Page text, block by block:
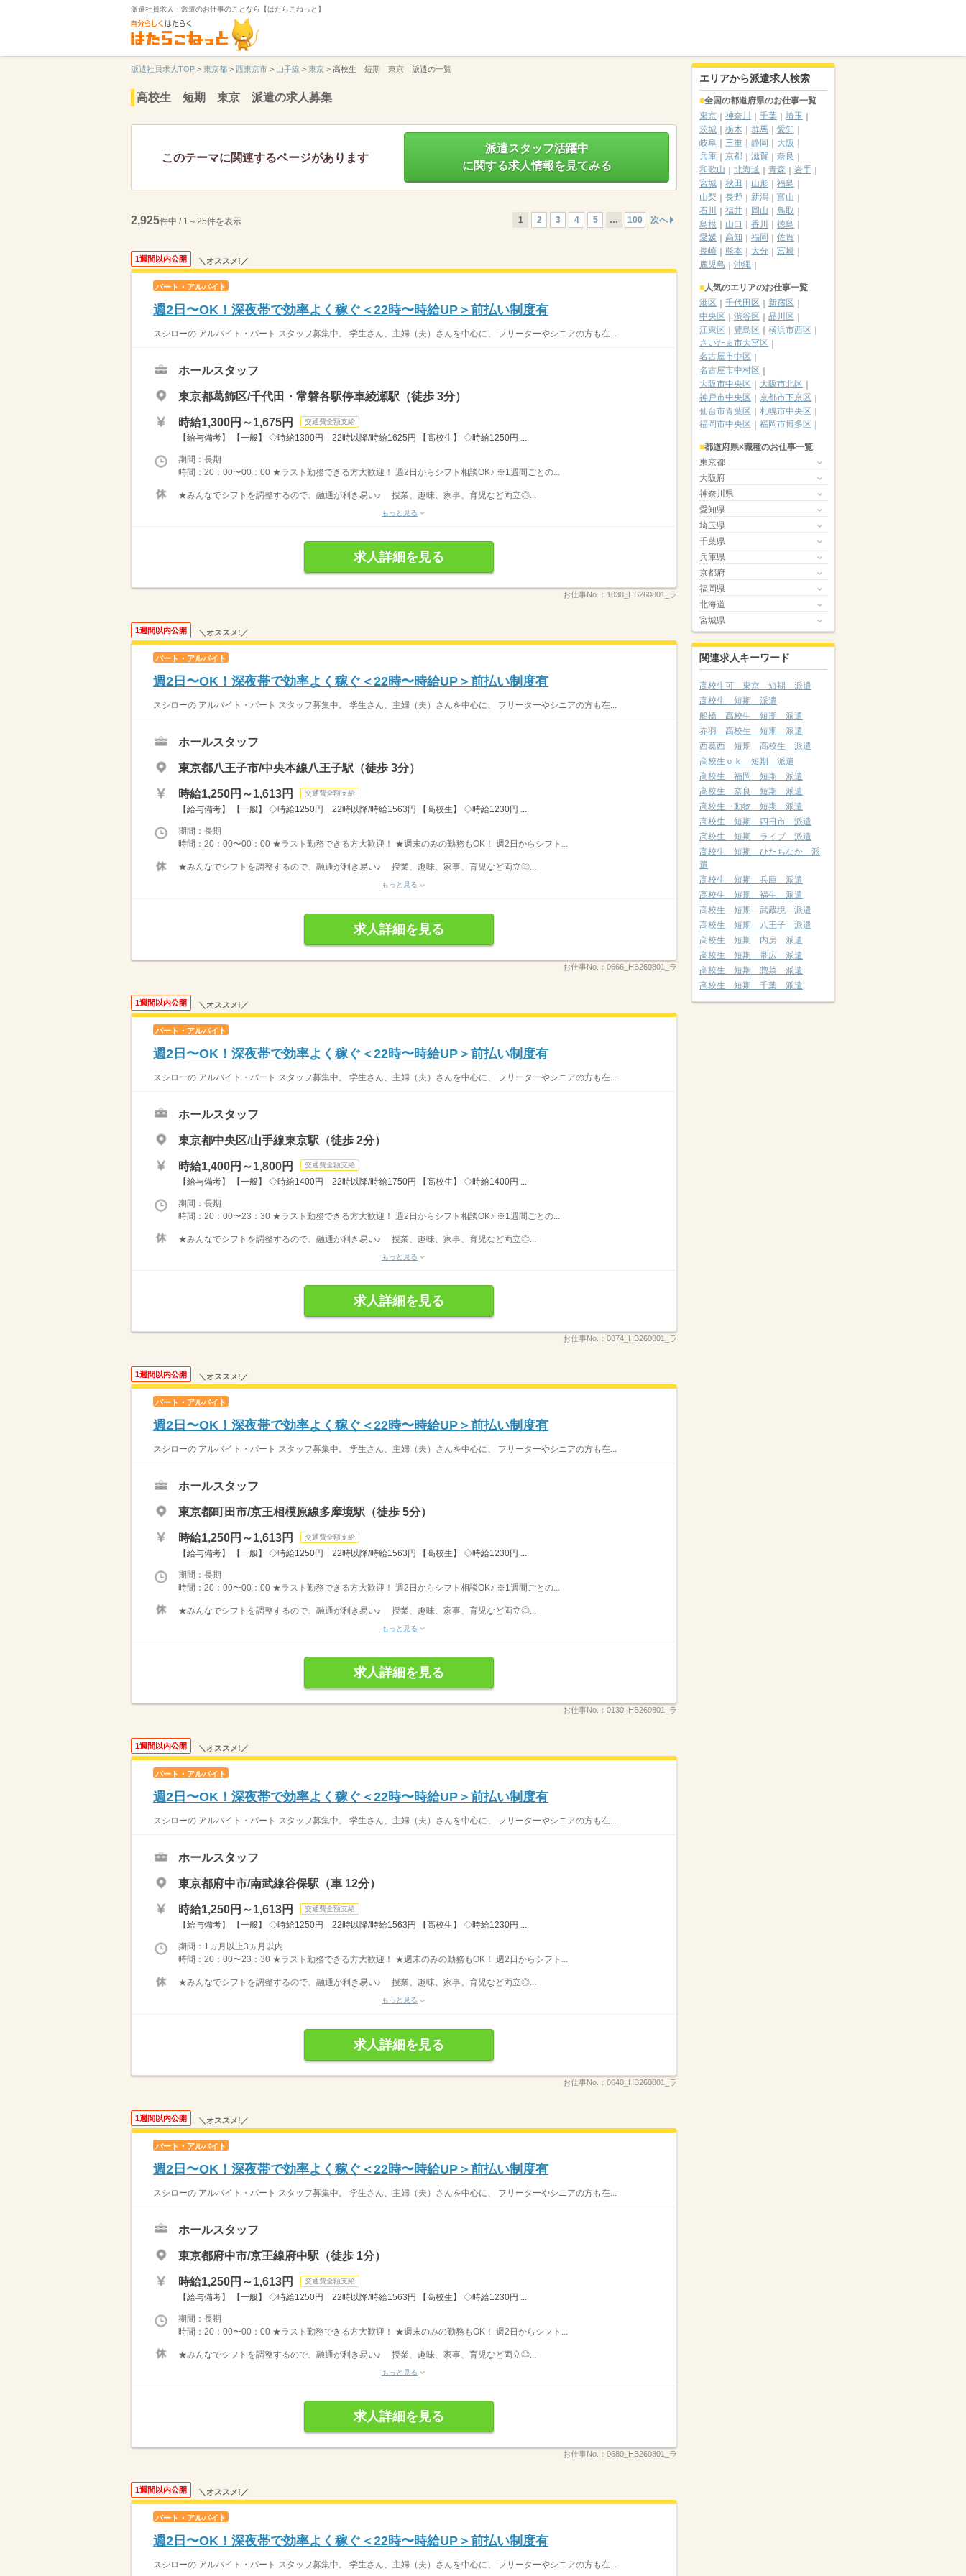
派遣社員求人・派遣のお仕事のことなら【はたらこねっと】
派遣社員求人TOP > 東京都 > 西東京市 > 山手線 > 東京 > 高校生 短期 東京 派遣の一覧
高校生 短期 東京 派遣の求人募集
このテーマに関連するページがあります
派遣スタッフ活躍中
に関する求人情報を見てみる
2,925件中 / 1～25件を表示 1 2 3 4 5 … 100 次へ
1週間以内公開 ＼オススメ!／
パート・アルバイト
週2日〜OK！深夜帯で効率よく稼ぐ＜22時〜時給UP＞前払い制度有
スシローの アルバイト・パート スタッフ募集中。 学生さん、主婦（夫）さんを中心に、 フリーターやシニアの方も在...
ホールスタッフ
東京都葛飾区/千代田・常磐各駅停車綾瀬駅（徒歩 3分）
時給1,300円～1,675円 交通費全額支給
【給与備考】 【一般】 ◇時給1300円 22時以降/時給1625円 【高校生】 ◇時給1250円 ...
期間：長期
時間：20：00〜00：00 ★ラスト勤務できる方大歓迎！ 週2日からシフト相談OK♪ ※1週間ごとの...
★みんなでシフトを調整するので、融通が利き易い♪ 授業、趣味、家事、育児など両立◎...
もっと見る
求人詳細を見る
お仕事No.： 1038_HB260801_ラ
1週間以内公開 ＼オススメ!／
パート・アルバイト
週2日〜OK！深夜帯で効率よく稼ぐ＜22時〜時給UP＞前払い制度有
スシローの アルバイト・パート スタッフ募集中。 学生さん、主婦（夫）さんを中心に、 フリーターやシニアの方も在...
ホールスタッフ
東京都八王子市/中央本線八王子駅（徒歩 3分）
時給1,250円～1,613円 交通費全額支給
【給与備考】 【一般】 ◇時給1250円 22時以降/時給1563円 【高校生】 ◇時給1230円 ...
期間：長期
時間：20：00〜00：00 ★ラスト勤務できる方大歓迎！ ★週末のみの勤務もOK！ 週2日からシフト...
★みんなでシフトを調整するので、融通が利き易い♪ 授業、趣味、家事、育児など両立◎...
もっと見る
求人詳細を見る
お仕事No.： 0666_HB260801_ラ
1週間以内公開 ＼オススメ!／
パート・アルバイト
週2日〜OK！深夜帯で効率よく稼ぐ＜22時〜時給UP＞前払い制度有
スシローの アルバイト・パート スタッフ募集中。 学生さん、主婦（夫）さんを中心に、 フリーターやシニアの方も在...
ホールスタッフ
東京都中央区/山手線東京駅（徒歩 2分）
時給1,400円～1,800円 交通費全額支給
【給与備考】 【一般】 ◇時給1400円 22時以降/時給1750円 【高校生】 ◇時給1400円 ...
期間：長期
時間：20：00〜23：30 ★ラスト勤務できる方大歓迎！ 週2日からシフト相談OK♪ ※1週間ごとの...
★みんなでシフトを調整するので、融通が利き易い♪ 授業、趣味、家事、育児など両立◎...
もっと見る
求人詳細を見る
お仕事No.： 0874_HB260801_ラ
1週間以内公開 ＼オススメ!／
パート・アルバイト
週2日〜OK！深夜帯で効率よく稼ぐ＜22時〜時給UP＞前払い制度有
スシローの アルバイト・パート スタッフ募集中。 学生さん、主婦（夫）さんを中心に、 フリーターやシニアの方も在...
ホールスタッフ
東京都町田市/京王相模原線多摩境駅（徒歩 5分）
時給1,250円～1,613円 交通費全額支給
【給与備考】 【一般】 ◇時給1250円 22時以降/時給1563円 【高校生】 ◇時給1230円 ...
期間：長期
時間：20：00〜00：00 ★ラスト勤務できる方大歓迎！ 週2日からシフト相談OK♪ ※1週間ごとの...
★みんなでシフトを調整するので、融通が利き易い♪ 授業、趣味、家事、育児など両立◎...
もっと見る
求人詳細を見る
お仕事No.： 0130_HB260801_ラ
1週間以内公開 ＼オススメ!／
パート・アルバイト
週2日〜OK！深夜帯で効率よく稼ぐ＜22時〜時給UP＞前払い制度有
スシローの アルバイト・パート スタッフ募集中。 学生さん、主婦（夫）さんを中心に、 フリーターやシニアの方も在...
ホールスタッフ
東京都府中市/南武線谷保駅（車 12分）
時給1,250円～1,613円 交通費全額支給
【給与備考】 【一般】 ◇時給1250円 22時以降/時給1563円 【高校生】 ◇時給1230円 ...
期間：1ヵ月以上3ヵ月以内
時間：20：00〜23：30 ★ラスト勤務できる方大歓迎！ ★週末のみの勤務もOK！ 週2日からシフト...
★みんなでシフトを調整するので、融通が利き易い♪ 授業、趣味、家事、育児など両立◎...
もっと見る
求人詳細を見る
お仕事No.： 0640_HB260801_ラ
1週間以内公開 ＼オススメ!／
パート・アルバイト
週2日〜OK！深夜帯で効率よく稼ぐ＜22時〜時給UP＞前払い制度有
スシローの アルバイト・パート スタッフ募集中。 学生さん、主婦（夫）さんを中心に、 フリーターやシニアの方も在...
ホールスタッフ
東京都府中市/京王線府中駅（徒歩 1分）
時給1,250円～1,613円 交通費全額支給
【給与備考】 【一般】 ◇時給1250円 22時以降/時給1563円 【高校生】 ◇時給1230円 ...
期間：長期
時間：20：00〜00：00 ★ラスト勤務できる方大歓迎！ ★週末のみの勤務もOK！ 週2日からシフト...
★みんなでシフトを調整するので、融通が利き易い♪ 授業、趣味、家事、育児など両立◎...
もっと見る
求人詳細を見る
お仕事No.： 0680_HB260801_ラ
1週間以内公開 ＼オススメ!／
パート・アルバイト
週2日〜OK！深夜帯で効率よく稼ぐ＜22時〜時給UP＞前払い制度有
スシローの アルバイト・パート スタッフ募集中。 学生さん、主婦（夫）さんを中心に、 フリーターやシニアの方も在...
エリアから派遣求人検索
全国の都道府県のお仕事一覧
東京
神奈川 千葉
埼玉
茨城
栃木 群馬
愛知
岐阜
三重 静岡
大阪
兵庫
京都 滋賀
奈良
和歌山
北海道 青森
岩手
宮城
秋田 山形
福島
山梨
長野 新潟
富山
石川
福井 岡山
鳥取
島根
山口 香川
徳島
愛媛
高知 福岡
佐賀
長崎
熊本 大分
宮崎
鹿児島
沖縄
人気のエリアのお仕事一覧
港区
千代田区
新宿区
中央区
渋谷区
品川区
江東区
豊島区
横浜市西区
さいたま市大宮区
名古屋市中区
名古屋市中村区
大阪市中央区
大阪市北区
神戸市中央区
京都市下京区
仙台市青葉区
札幌市中央区
福岡市中央区
福岡市博多区
都道府県×職種のお仕事一覧
東京都
大阪府
神奈川県
愛知県
埼玉県
千葉県
兵庫県
京都府
福岡県
北海道
宮城県
関連求人キーワード
高校生可 東京 短期 派遣
高校生 短期 派遣
船橋 高校生 短期 派遣
赤羽 高校生 短期 派遣
西葛西 短期 高校生 派遣
高校生ｏｋ 短期 派遣
高校生 福岡 短期 派遣
高校生 奈良 短期 派遣
高校生 動物 短期 派遣
高校生 短期 四日市 派遣
高校生 短期 ライブ 派遣
高校生 短期 ひたちなか 派
遣
高校生 短期 兵庫 派遣
高校生 短期 福生 派遣
高校生 短期 武蔵境 派遣
高校生 短期 八王子 派遣
高校生 短期 内房 派遣
高校生 短期 帯広 派遣
高校生 短期 惣菜 派遣
高校生 短期 千葉 派遣